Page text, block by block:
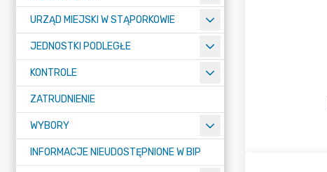
URZĄD MIEJSKI W STĄPORKOWIE
JEDNOSTKI PODLEGŁE
KONTROLE
ZATRUDNIENIE
WYBORY
INFORMACJE NIEUDOSTĘPNIONE W BIP